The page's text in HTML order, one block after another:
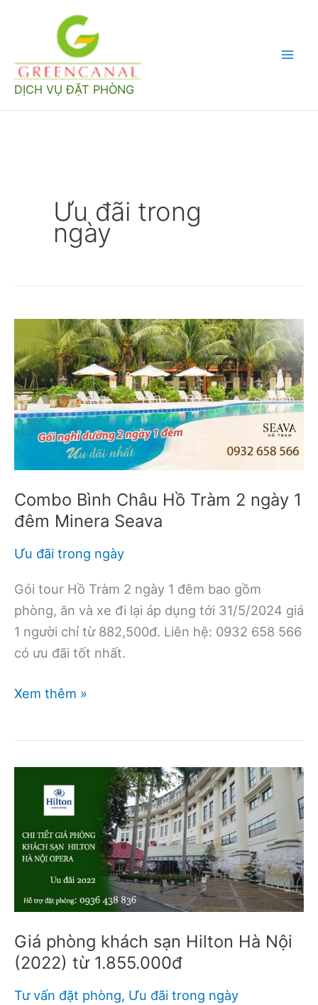
dung
DỊCH VỤ ĐẶT PHÒNG
Ưu đãi trong
ngày
Combo Bình Châu Hồ Tràm 2 ngày 1
đêm Minera Seava
Ưu đãi trong ngày
Gói tour Hồ Tràm 2 ngày 1 đêm bao gồm
phòng, ăn và xe đi lại áp dụng tới 31/5/2024 giá
1 người chỉ từ 882,500đ. Liên hệ: 0932 658 566
có ưu đãi tốt nhất.
Combo
đêm
Minera
Seava
Xem thêm »
Giá phòng khách sạn Hilton Hà Nội
(2022) từ 1.855.000đ
Tư vấn đặt phòng, Ưu đãi trong ngày